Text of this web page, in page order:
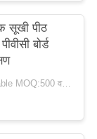
सूखी पीठ
बोर्ड
Price negotiable MOQ:500 वर्ग मीटर